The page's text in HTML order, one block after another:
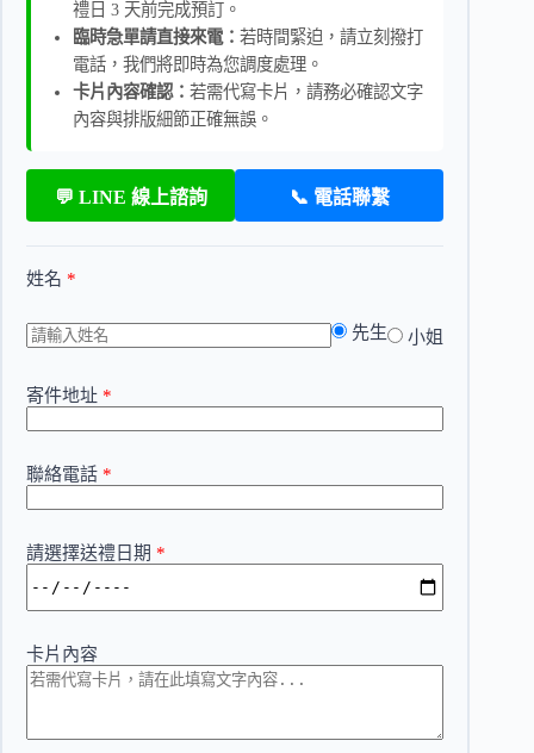
禮日 3 天前完成預訂。
臨時急單請直接來電： 若時間緊迫，請立刻撥打
電話，我們將即時為您調度處理。
卡片內容確認： 若需代寫卡片，請務必確認文字
內容與排版細節正確無誤。
💬 LINE 線上諮詢 📞 電話聯繫
姓名 *
先生 小姐
寄件地址 *
聯絡電話 *
請選擇送禮日期 *
卡片內容